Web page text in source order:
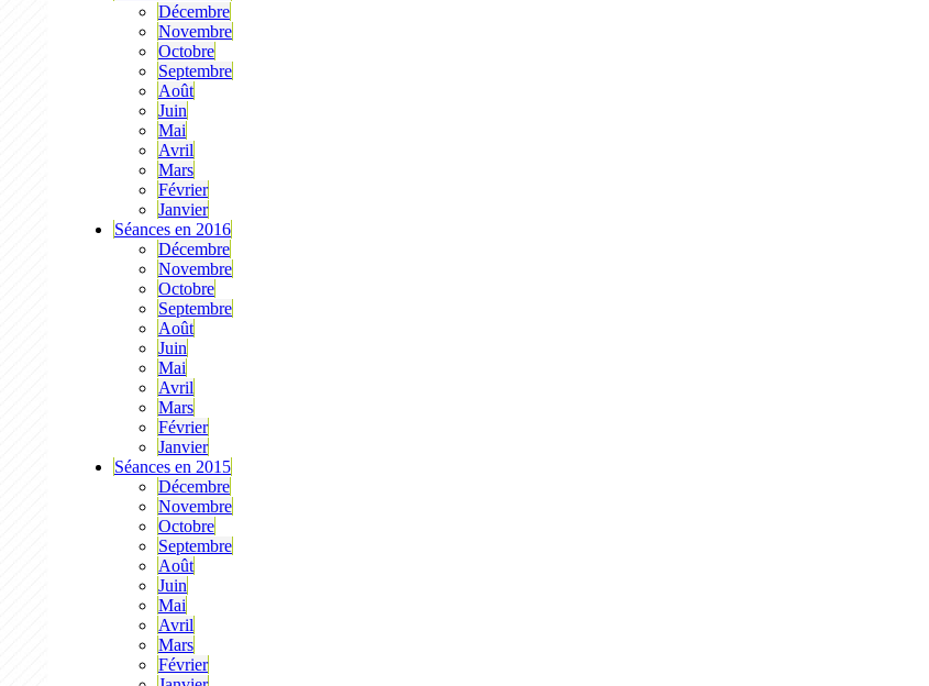
Décembre
Novembre
Octobre
Septembre
Août
Juin
Mai
Avril
Mars
Février
Janvier
Séances en 2016
Décembre
Novembre
Octobre
Septembre
Août
Juin
Mai
Avril
Mars
Février
Janvier
Séances en 2015
Décembre
Novembre
Octobre
Septembre
Août
Juin
Mai
Avril
Mars
Février